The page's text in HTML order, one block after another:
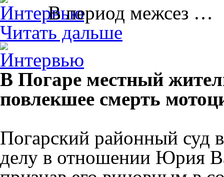
В период межсез …
Читать дальше
В Погаре местный
повлекшее смерть
Погарский районный суд
делу в отношении Юрия